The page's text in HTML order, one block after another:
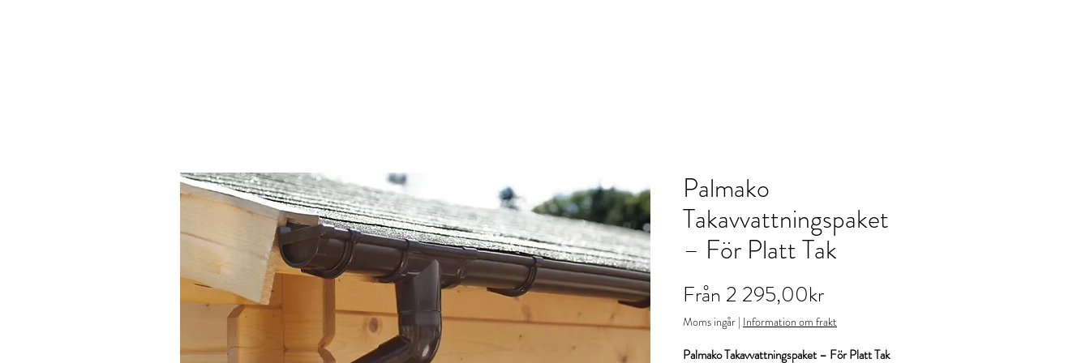
Palmako
Takavvattningspaket
– För Platt Tak
Från 2 295,00krReapris
Moms ingår | Information om frakt
Palmako Takavvattningspaket – För Platt Tak